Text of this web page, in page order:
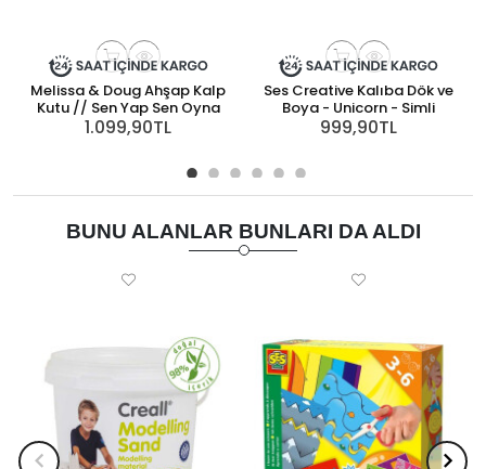
Melissa & Doug Ahşap Kalp
Kutu // Sen Yap Sen Oyna
1.099,90TL
Ses Creative Kalıba Dök ve
Boya - Unicorn - Simli
999,90TL
BUNU ALANLAR BUNLARI DA ALDI